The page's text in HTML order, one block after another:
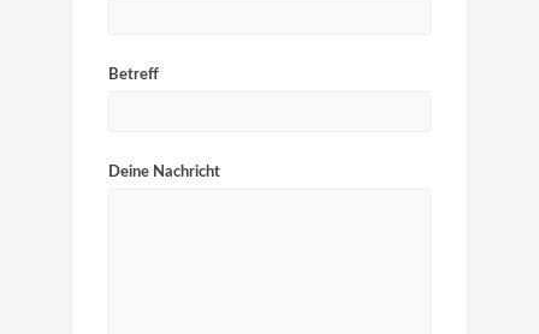
Betreff
Deine Nachricht